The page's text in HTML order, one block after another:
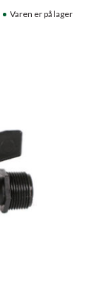
Varen er på lager